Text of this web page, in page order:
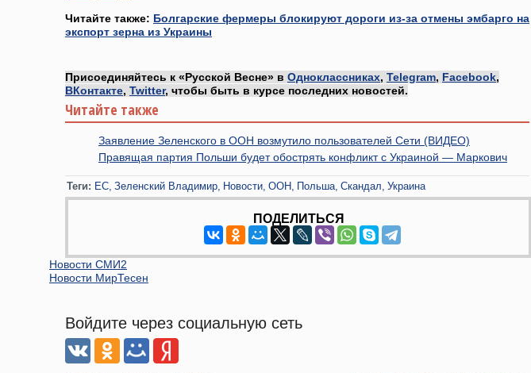
Читайте также: Болгарские фермеры блокируют дороги из-за отмены эмбарго на
экспорт зерна из Украины
Присоединяйтесь к «Русской Весне» в Одноклассниках, Telegram, Facebook,
ВКонтакте, Twitter, чтобы быть в курсе последних новостей.
Читайте также
Заявление Зеленского в ООН возмутило пользователей Сети (ВИДЕО)
Правящая партия Польши будет обострять конфликт с Украиной — Маркович
Теги: ЕС Зеленский Владимир Новости ООН Польша Скандал Украина
ПОДЕЛИТЬСЯ
Новости СМИ2
Новости МирТесен
Войдите через социальную сеть